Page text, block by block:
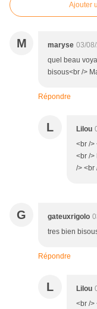
Ajouter
M maryse 03/
quel beau
bisous<br />
Répondre
L Lilou
<br />
<br />
/> <br
G gateuxrigolo
tres bien
Répondre
L Lilou
<br />